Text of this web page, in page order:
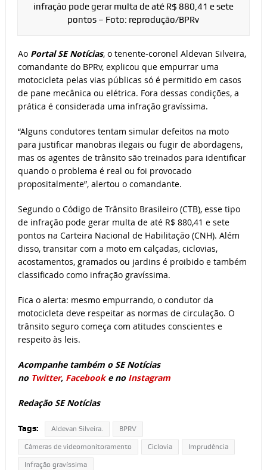
infração pode gerar multa de até R$ 880,41 e sete
pontos – Foto: reprodução/BPRv
Ao Portal SE Notícias, o tenente-coronel Aldevan Silveira,
comandante do BPRv, explicou que empurrar uma
motocicleta pelas vias públicas só é permitido em casos
de pane mecânica ou elétrica. Fora dessas condições, a
prática é considerada uma infração gravíssima.
“Alguns condutores tentam simular defeitos na moto
para justificar manobras ilegais ou fugir de abordagens,
mas os agentes de trânsito são treinados para identificar
quando o problema é real ou foi provocado
propositalmente”, alertou o comandante.
Segundo o Código de Trânsito Brasileiro (CTB), esse tipo
de infração pode gerar multa de até R$ 880,41 e sete
pontos na Carteira Nacional de Habilitação (CNH). Além
disso, transitar com a moto em calçadas, ciclovias,
acostamentos, gramados ou jardins é proibido e também
classificado como infração gravíssima.
Fica o alerta: mesmo empurrando, o condutor da
motocicleta deve respeitar as normas de circulação. O
trânsito seguro começa com atitudes conscientes e
respeito às leis.
Acompanhe também o SE Notícias
no Twitter, Facebooke no Instagram
Redação SE Notícias
Tags: Aldevan Silveira. BPRV
Câmeras de videomonitoramento Ciclovia Imprudência
Infração gravíssima